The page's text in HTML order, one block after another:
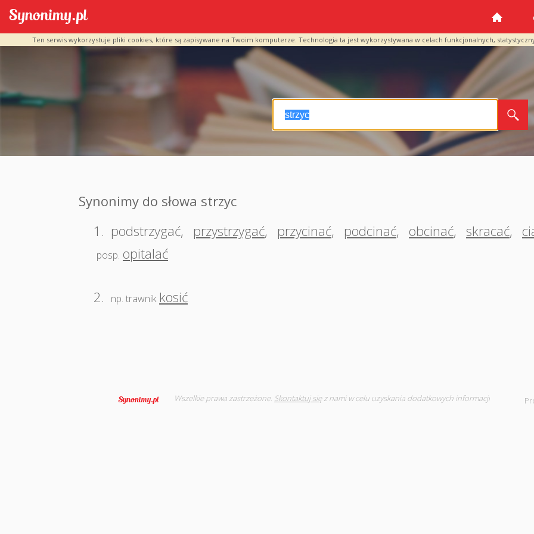
Ten serwis wykorzystuje pliki cookies, które są zapisywane na Twoim komputerze. Technologia ta jest wykorzystywana w celach funkcjonalnych,
Synonimy do słowa strzyc
1. podstrzygać, przystrzygać, przycinać, podcinać, obcinać, skracać,
posp. opitalać
2. np. trawnik kosić
Wszelkie prawa zastrzeżone. Skontaktuj sięz nami w celu uzyskania dodatkowych informacji